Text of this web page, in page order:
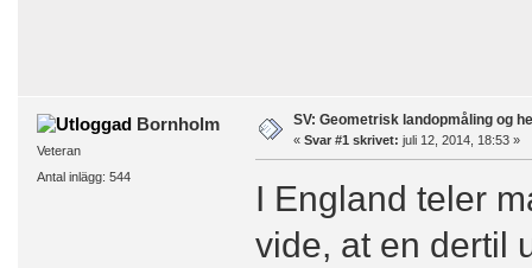
Bornholm
Veteran
Antal inlägg: 544
SV: Geometrisk landopmåling og
« Svar #1 skrivet: juli 12, 2014, 18:53 »
I England teler
vide, at en dertil